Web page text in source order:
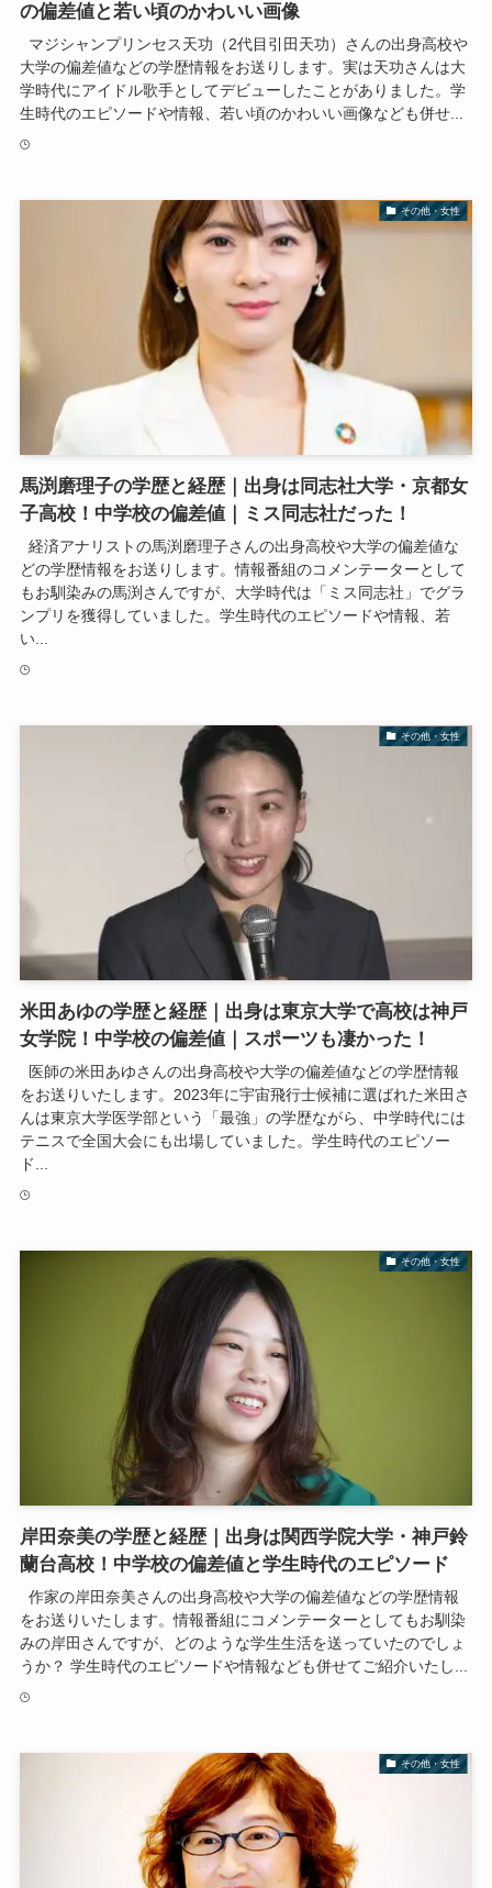
の偏差値と若い頃のかわいい画像
マジシャンプリンセス天功（2代目引田天功）さんの出身高校や
大学の偏差値などの学歴情報をお送りします。実は天功さんは大
学時代にアイドル歌手としてデビューしたことがありました。学
生時代のエピソードや情報、若い頃のかわいい画像なども併せ...
その他・女性
馬渕磨理子の学歴と経歴｜出身は同志社大学・京都女
子高校！中学校の偏差値｜ミス同志社だった！
経済アナリストの馬渕磨理子さんの出身高校や大学の偏差値な
どの学歴情報をお送りします。情報番組のコメンテーターとして
もお馴染みの馬渕さんですが、大学時代は「ミス同志社」でグラ
ンプリを獲得していました。学生時代のエピソードや情報、若
い...
その他・女性
米田あゆの学歴と経歴｜出身は東京大学で高校は神戸
女学院！中学校の偏差値｜スポーツも凄かった！
医師の米田あゆさんの出身高校や大学の偏差値などの学歴情報
をお送りいたします。2023年に宇宙飛行士候補に選ばれた米田さ
んは東京大学医学部という「最強」の学歴ながら、中学時代には
テニスで全国大会にも出場していました。学生時代のエピソー
ド...
その他・女性
岸田奈美の学歴と経歴｜出身は関西学院大学・神戸鈴
蘭台高校！中学校の偏差値と学生時代のエピソード
作家の岸田奈美さんの出身高校や大学の偏差値などの学歴情報
をお送りいたします。情報番組にコメンテーターとしてもお馴染
みの岸田さんですが、どのような学生生活を送っていたのでしょ
うか？ 学生時代のエピソードや情報なども併せてご紹介いたし...
その他・女性